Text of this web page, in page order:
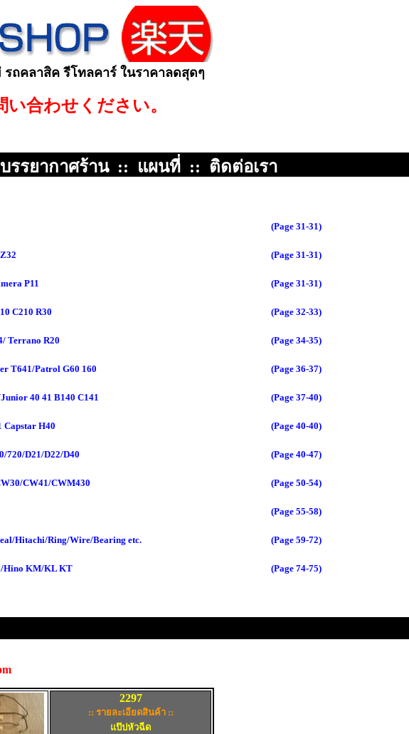
รถคลาสิค รีโทลคาร์ ในราคาลดสุดๆ
い合わせください。
บรรยากาศร้าน :: แผนที่ :: ติดต่อเรา
(Page 31-31)
(Page 31-31)
P11 (Page 31-31)
C210 R30 (Page 32-33)
Terrano R20 (Page 34-35)
T641/Patrol G60 160 (Page 36-37)
40 41 B140 C141 (Page 37-40)
Capstar H40 (Page 40-40)
720/D21/D22/D40 (Page 40-47)
CW41/CWM430 (Page 50-54)
(Page 55-58)
Hitachi/Ring/Wire/Bearing etc. (Page 59-72)
Hino KM/KL KT (Page 74-75)
2297
:: รายละเอียดสินค้า ::
แป๊ปหัวฉีด